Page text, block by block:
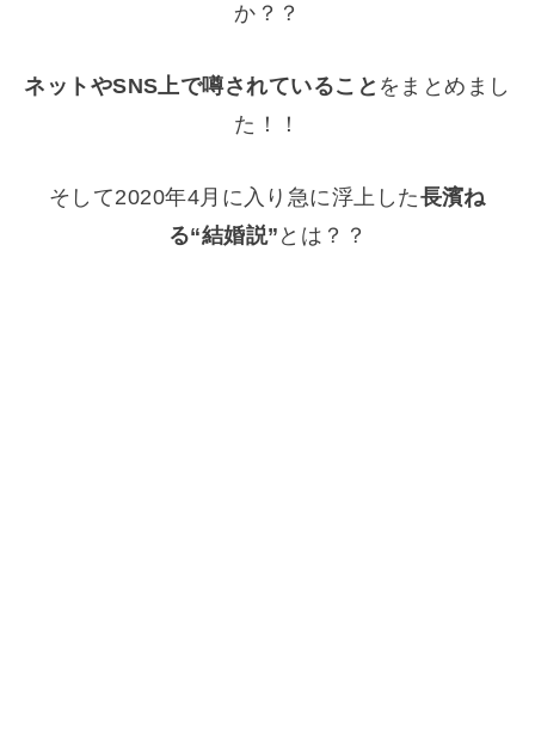
か？？
ネットやSNS上で噂されていること をまとめまし
た！！
そして2020年4月に入り急に浮上した長濱ね
る“結婚説” とは？？